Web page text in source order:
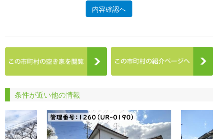
内容確認へ
条件が近い他の情報